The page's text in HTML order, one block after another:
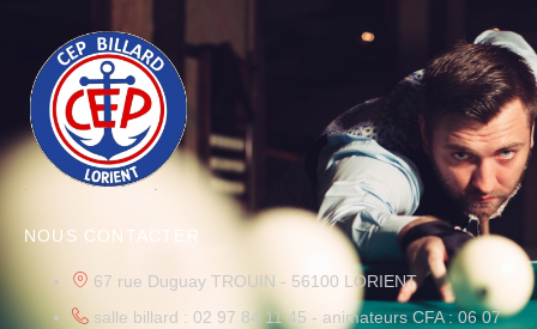
NOUS CONTACTER
67 rue Duguay TROUIN - 56100 LORIENT
salle billard : 02 97 84 11 45 - animateurs CFA : 06 07